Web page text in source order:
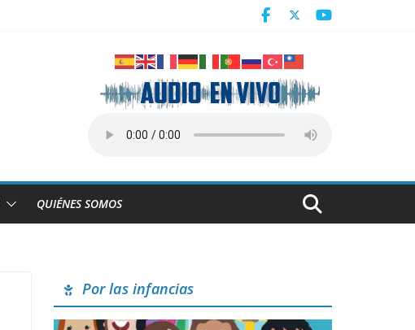
QUIÉNES SOMOS
Por las infancias